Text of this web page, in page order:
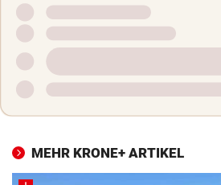
MEHR KRONE+ ARTIKEL